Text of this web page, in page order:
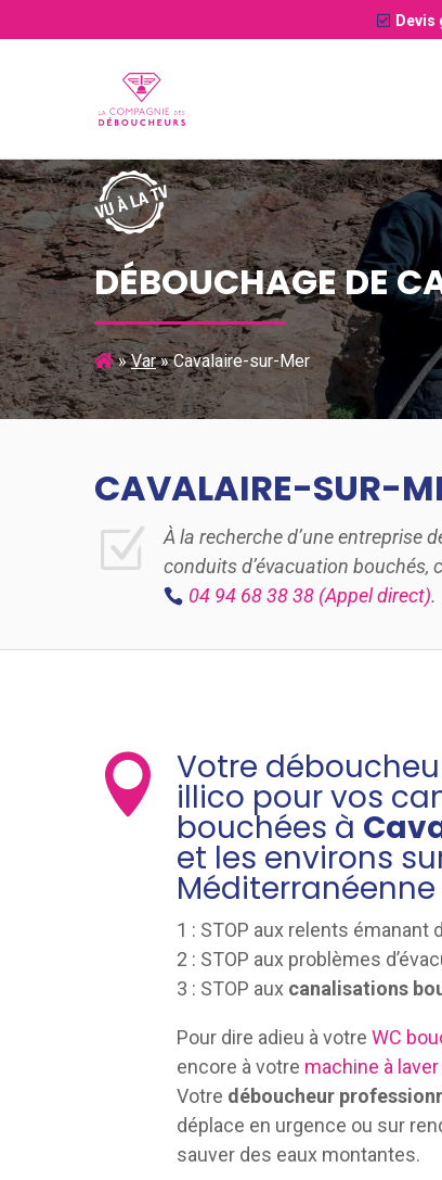
Devis
DÉBOUCHAGE DE
»Var»Cavalaire-sur-Mer
CAVALAIRE-SUR-
Z À la recherche d’une entreprise
conduits d’évacuation bouchés,
04 94 68 38 38 (Appel direct).
 Votre
illico pour vos
bouchées à
et les environs
Méditerranéenne
1 : STOP aux relents émanant
2 : STOP aux problèmes
3 : STOP aux canalisations
Pour dire adieu à votreWC
encore à votre machine à
Votre déboucheur
déplace en urgence ou sur
sauver des eaux montantes.